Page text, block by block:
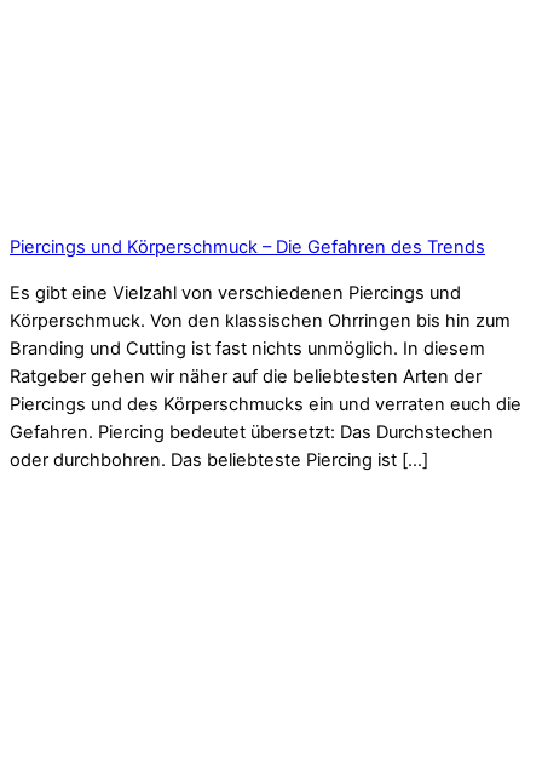
Piercings und Körperschmuck – Die Gefahren des Trends
Es gibt eine Vielzahl von verschiedenen Piercings und
Körperschmuck. Von den klassischen Ohrringen bis hin zum
Branding und Cutting ist fast nichts unmöglich. In diesem
Ratgeber gehen wir näher auf die beliebtesten Arten der
Piercings und des Körperschmucks ein und verraten euch die
Gefahren. Piercing bedeutet übersetzt: Das Durchstechen
oder durchbohren. Das beliebteste Piercing ist […]